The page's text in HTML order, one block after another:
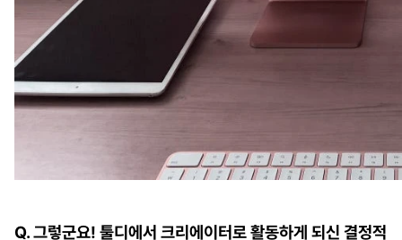
Q. 그렇군요! 툴디에서 크리에이터로 활동하게 되신 결정적